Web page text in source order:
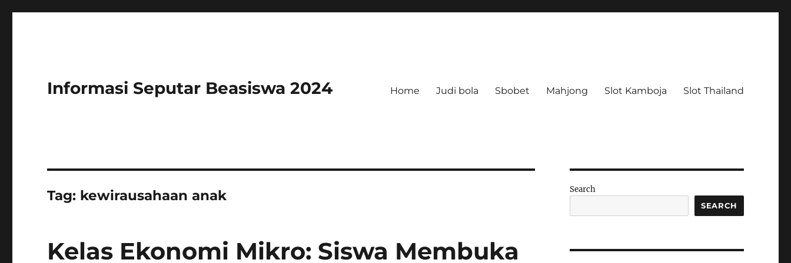
Informasi Seputar Beasiswa 2024 Home Judi bola Sbobet Mahjong Slot Kamboja Slot Thailand
Tag: kewirausahaan anak
Kelas Ekonomi Mikro: Siswa Membuka
Search
SEARCH